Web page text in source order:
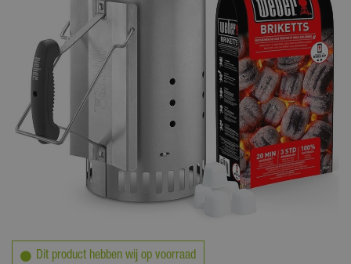
Dit product hebben wij op voorraad